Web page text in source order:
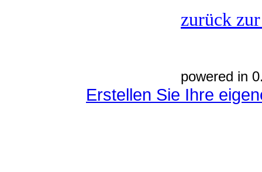
zurück
powered in
Erstellen Sie Ihre